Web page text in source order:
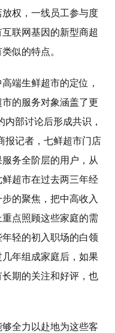
权，一线员工参与度
联网基因的新型商超
似的特点。
端生鲜超市的定位，
的服务对象涵盖了更
内部讨论后形成共识，
报记者，七鲜超市门店
务全阶层的用户，从
超市在过去两三年经
的聚焦，把中高收入
点照顾这些家庭的需
轻的初入职场的白领
年组成家庭后，如果
期的关注和好评，也
全力以赴地为这些客